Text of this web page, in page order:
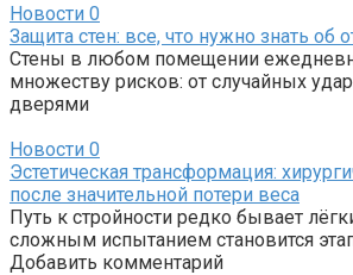
Новости 0
Защита стен: все, что нужно знать об
Стены в любом помещении
множеству рисков: от случайных
дверями
Новости 0
Эстетическая трансформация:
после значительной потери веса
Путь к стройности редко бывает
сложным испытанием становится
Добавить комментарий